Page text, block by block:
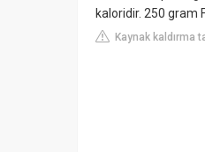
kaloridir. 250 gram
Kaynak kaldırma